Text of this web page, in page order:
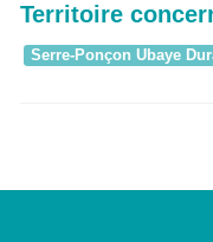
Territoire
Serre-Ponçon Ubaye